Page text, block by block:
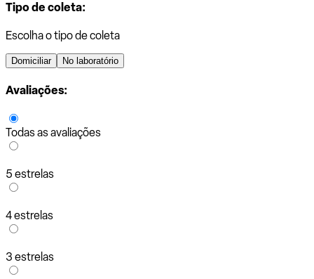
Tipo de coleta:
Escolha o tipo de coleta
Domiciliar No laboratório
Avaliações:
Todas as avaliações
5 estrelas
4 estrelas
3 estrelas